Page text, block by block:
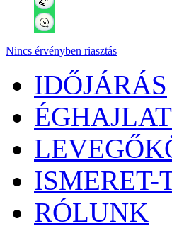
Nincs érvényben riasztás
IDŐJÁRÁS
ÉGHAJLAT
ISMERET-
RÓLUNK